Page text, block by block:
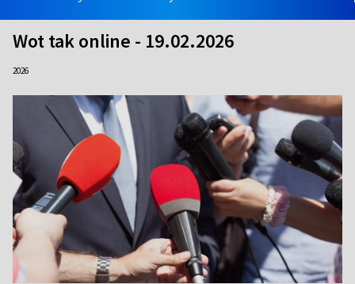
Wot tak online - 19.02.2026
2026